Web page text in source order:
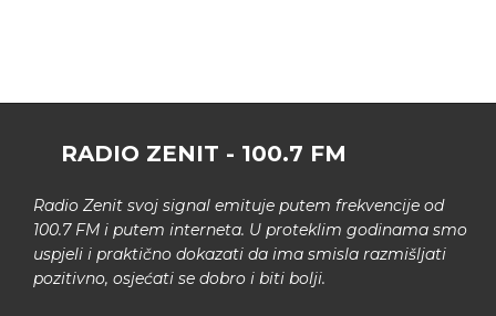
RADIO ZENIT - 100.7 FM
Radio Zenit svoj signal emituje putem frekvencije od
100.7 FM i putem interneta. U proteklim godinama smo
uspjeli i praktično dokazati da ima smisla razmišljati
pozitivno, osjećati se dobro i biti bolji.